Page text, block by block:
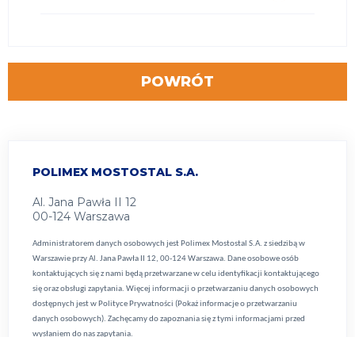
POLIMEX MOSTOSTAL S.A.
Al. Jana Pawła II 12
00-124 Warszawa
Administratorem danych osobowych jest Polimex Mostostal S.A. z siedzibą w
Warszawie przy Al. Jana Pawła II 12, 00-124 Warszawa. Dane osobowe osób
kontaktujących się z nami będą przetwarzane w celu identyfikacji kontaktującego
się oraz obsługi zapytania. Więcej informacji o przetwarzaniu danych osobowych
dostępnych jest w Polityce Prywatności (Pokaż informacje o przetwarzaniu
danych osobowych). Zachęcamy do zapoznania się z tymi informacjami przed
wysłaniem do nas zapytania.
POWRÓT